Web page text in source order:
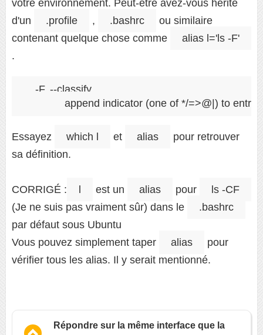
votre environnement. Peut-être avez-vous hérité
d'un
.profile , .bashrc
ou similaire
contenant quelque chose comme
alias l='ls -F'
.
-F, --classify
Essayez which l et alias
pour retrouver
sa définition.
CORRIGÉ : est un alias pour
ls -CF
(Je ne suis pas vraiment sûr) dans le
.bashrc
par défaut sous Ubuntu
Vous pouvez simplement taper
alias
pour
vérifier tous les alias. Il y serait mentionné.
Répondre sur la même interface que la